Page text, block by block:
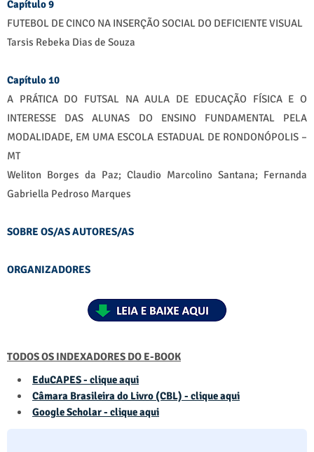
Capítulo 9
FUTEBOL DE CINCO NA INSERÇÃO SOCIAL DO DEFICIENTE VISUAL
Tarsis Rebeka Dias de Souza
Capítulo 10
A PRÁTICA DO FUTSAL NA AULA DE EDUCAÇÃO FÍSICA E O
INTERESSE DAS ALUNAS DO ENSINO FUNDAMENTAL PELA
MODALIDADE, EM UMA ESCOLA ESTADUAL DE RONDONÓPOLIS –
MT
Weliton Borges da Paz; Claudio Marcolino Santana; Fernanda
Gabriella Pedroso Marques
SOBRE OS/AS AUTORES/AS
ORGANIZADORES
TODOS OS INDEXADORES DO E-BOOK
EduCAPES - clique aqui
Câmara Brasileira do Livro (CBL) - clique aqui
Google Scholar - clique aqui